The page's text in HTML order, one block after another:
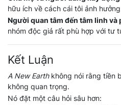
hữu ích về cách cái tôi ảnh
Người quan tâm đến tâm linh và
nhóm độc giả rất phù hợp với tư
Kết Luận
A New Earthkhông nói rằng tiền
không quan trọng.
Nó đặt một câu hỏi sâu hơn: